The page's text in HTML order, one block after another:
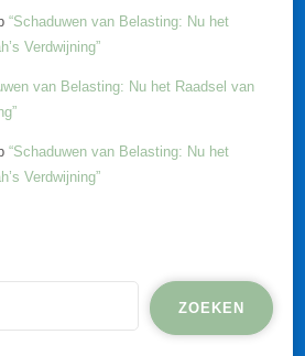
“Schaduwen van Belasting: Nu het
Verdwijning”
van Belasting: Nu het Raadsel van
“Schaduwen van Belasting: Nu het
Verdwijning”
ZOEKEN